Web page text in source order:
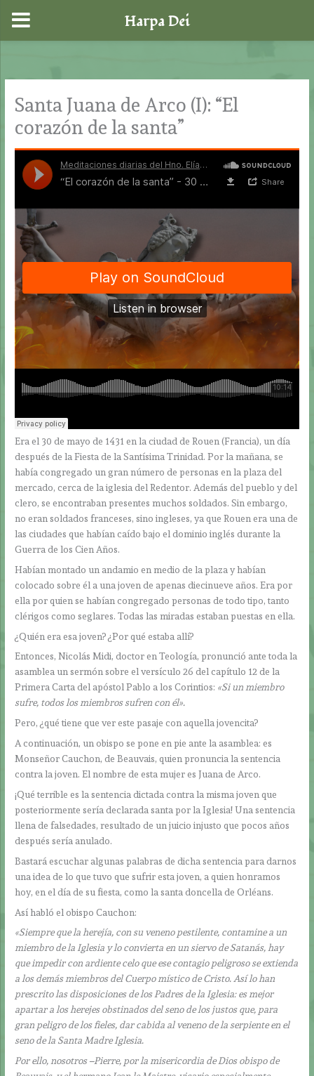
contenido
Santa Juana de Arco (I): “El
corazón de la santa”
Era el 30 de mayo de 1431 en la ciudad de Rouen (Francia), un día
después de la Fiesta de la Santísima Trinidad. Por la mañana, se
había congregado un gran número de personas en la plaza del
mercado, cerca de la iglesia del Redentor. Además del pueblo y del
clero, se encontraban presentes muchos soldados. Sin embargo,
no eran soldados franceses, sino ingleses, ya que Rouen era una de
las ciudades que habían caído bajo el dominio inglés durante la
Guerra de los Cien Años.
Habían montado un andamio en medio de la plaza y habían
colocado sobre él a una joven de apenas diecinueve años. Era por
ella por quien se habían congregado personas de todo tipo, tanto
clérigos como seglares. Todas las miradas estaban puestas en ella.
¿Quién era esa joven? ¿Por qué estaba allí?
Entonces, Nicolás Midi, doctor en Teología, pronunció ante toda la
asamblea un sermón sobre el versículo 26 del capítulo 12 de la
Primera Carta del apóstol Pablo a los Corintios: «Si un miembro
sufre, todos los miembros sufren con él».
Pero, ¿qué tiene que ver este pasaje con aquella jovencita?
A continuación, un obispo se pone en pie ante la asamblea: es
Monseñor Cauchon, de Beauvais, quien pronuncia la sentencia
contra la joven. El nombre de esta mujer es Juana de Arco.
¡Qué terrible es la sentencia dictada contra la misma joven que
posteriormente sería declarada santa por la Iglesia! Una sentencia
llena de falsedades, resultado de un juicio injusto que pocos años
después sería anulado.
Bastará escuchar algunas palabras de dicha sentencia para darnos
una idea de lo que tuvo que sufrir esta joven, a quien honramos
hoy, en el día de su fiesta, como la santa doncella de Orléans.
Así habló el obispo Cauchon:
«Siempre que la herejía, con su veneno pestilente, contamine a un
miembro de la Iglesia y lo convierta en un siervo de Satanás, hay
que impedir con ardiente celo que ese contagio peligroso se extienda
a los demás miembros del Cuerpo místico de Cristo. Así lo han
prescrito las disposiciones de los Padres de la Iglesia: es mejor
apartar a los herejes obstinados del seno de los justos que, para
gran peligro de los fieles, dar cabida al veneno de la serpiente en el
seno de la Santa Madre Iglesia.
Por ello, nosotros –Pierre, por la misericordia de Dios obispo de
Harpa Dei